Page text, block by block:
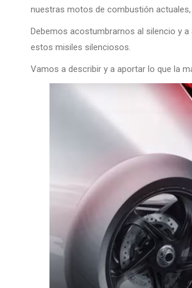
nuestras motos de combustión
Debemos acostumbrarnos al silencio y
estos misiles silenciosos.
Vamos a describir y a aportar lo que la